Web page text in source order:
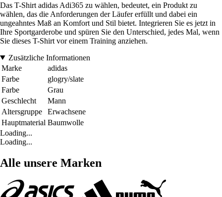
Das T-Shirt adidas Adi365 zu wählen, bedeutet, ein Produkt zu
wählen, das die Anforderungen der Läufer erfüllt und dabei ein
ungeahntes Maß an Komfort und Stil bietet. Integrieren Sie es jetzt in
Ihre Sportgarderobe und spüren Sie den Unterschied, jedes Mal, wenn
Sie dieses T-Shirt vor einem Training anziehen.
Zusätzliche Informationen
Marke
adidas
Farbe
glogry/slate
Farbe
Grau
Geschlecht
Mann
Altersgruppe
Erwachsene
Hauptmaterial Baumwolle
Loading...
Loading...
Alle unsere Marken